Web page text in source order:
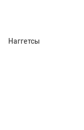
Наггетсы